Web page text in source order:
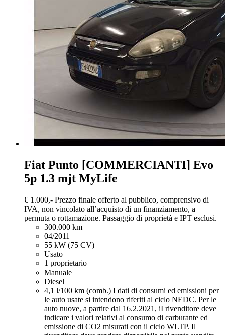
Fiat Punto [COMMERCIANTI] Evo
5p 1.3 mjt MyLife
€ 1.000,- Prezzo finale offerto al pubblico, comprensivo di
IVA, non vincolato all’acquisto di un finanziamento, a
permuta o rottamazione. Passaggio di proprietà e IPT esclusi.
300.000 km
04/2011
55 kW (75 CV)
Usato
1 proprietario
Manuale
Diesel
4,1 l/100 km (comb.) I dati di consumi ed emissioni per
le auto usate si intendono riferiti al ciclo NEDC. Per le
auto nuove, a partire dal 16.2.2021, iI rivenditore deve
indicare i valori relativi al consumo di carburante ed
emissione di CO2 misurati con il ciclo WLTP. Il